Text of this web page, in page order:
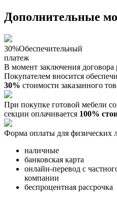
Дополнительные
30%Обеспечительный
платеж
В момент заключения
Покупателем вносится
30% стоимости заказанного
При покупке готовой мебели со
секции оплачивается 100%
Форма оплаты для физических
наличные
банковская карта
онлайн-перевод с
компании
беспроцентная рассрочка